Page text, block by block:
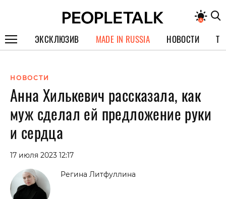
ЭКСКЛЮЗИВ
СПЕЦПРОЕКТЫ
ИНТЕРВЬЮ
ПОКОЛЕНИЕ
MADE IN RUSSIA НОВОСТИ
НОВОСТИ
Анна Хилькевич рассказала, как
муж сделал ей предложение руки
и сердца
17 июля 2023 12:17
Регина Литфуллина